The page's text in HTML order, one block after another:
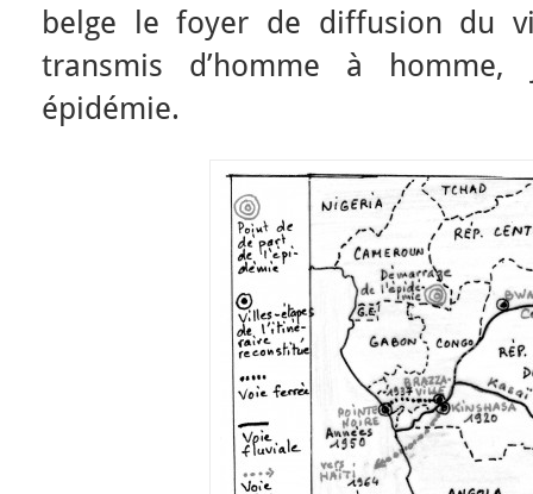
belge le foyer de diffusion du
transmis d’homme à homme,
épidémie.